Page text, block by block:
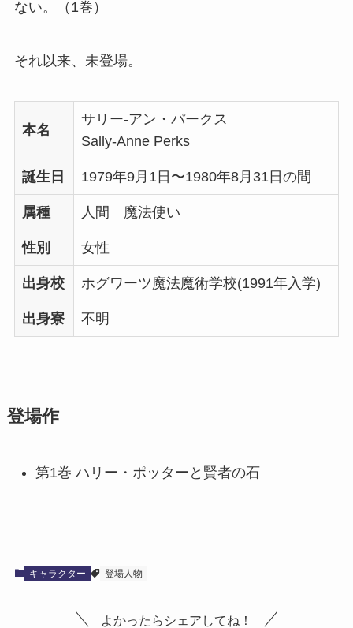
ない。（1巻）
それ以来、未登場。
本名
サリー-アン・パークス
Sally-Anne Perks
誕生日 1979年9月1日〜1980年8月31日の間
属種 人間 魔法使い
性別 女性
出身校 ホグワーツ魔法魔術学校(1991年入学)
出身寮 不明
登場作
第1巻 ハリー・ポッターと賢者の石
キャラクター 登場人物
よかったらシェアしてね！